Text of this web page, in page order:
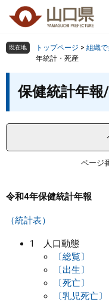
の
頭
。
ー
飛
て
本
へ
組織で探す
健康・福祉
教育・文化・スポーツ
しごと・産業・観光
まちづくり
検索の仕方 組織で
現在地 トップページ > 組織
年統計・死産
保健統計年報
ページ
令和4年保健統計年報
（統計表）
1 人口動態
〔総覧〕
〔出生〕
〔死亡〕
〔乳児死亡〕